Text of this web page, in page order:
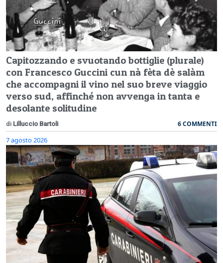
Capitozzando e svuotando bottiglie (plurale)
con Francesco Guccini cun nà fèta dè salàm
che accompagni il vino nel suo breve viaggio
verso sud, affinché non avvenga in tanta e
desolante solitudine
di Lilluccio Bartoli 6 COMMENTI
7 agosto 2026